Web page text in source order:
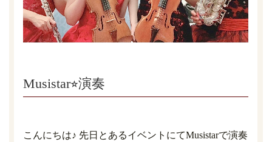
Musistar⭐︎演奏
こんにちは♪ 先日とあるイベントにてMusistarで演奏